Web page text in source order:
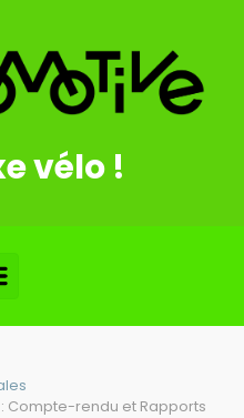
vélo !
Compte-rendu et Rapports